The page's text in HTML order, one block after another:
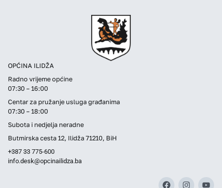
OPĆINA ILIDŽA
Radno vrijeme općine
07:30 – 16:00
Centar za pružanje usluga građanima
07:30 – 18:00
Subota i nedjelja neradne
Butmirska cesta 12, Ilidža 71210, BiH
+387 33 775-600
info.desk@opcinailidza.ba